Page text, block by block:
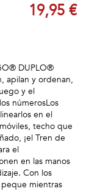
19,95 €
DUPLO®
apilan y ordenan,
y el
númerosLos
en el
techo que
¡el Tren de
el
en las manos
Con los
mientras